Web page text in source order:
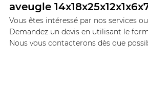
aveugle
Vous êtes intéressé par nos services
Demandez un devis en utilisant le
Nous vous contacterons dès que